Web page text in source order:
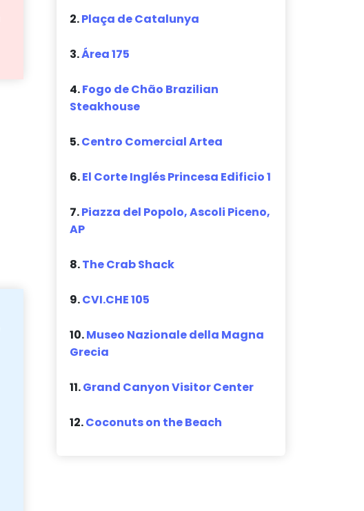
2.Plaça de Catalunya
3.Área 175
4.Fogo de Chão Brazilian
Steakhouse
5.Centro Comercial Artea
6.El Corte Inglés Princesa Edificio 1
7.Piazza del Popolo, Ascoli Piceno,
AP
8.The Crab Shack
9.CVI.CHE 105
10.Museo Nazionale della Magna
Grecia
11.Grand Canyon Visitor Center
12.Coconuts on the Beach